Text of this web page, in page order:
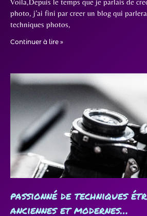
Voila,Depuis le temps que je parlais de
photo, j’ai fini par creer un blog qui
techniques photos,
Continuer à lire »
passionné de techniques
anciennes et modernes…